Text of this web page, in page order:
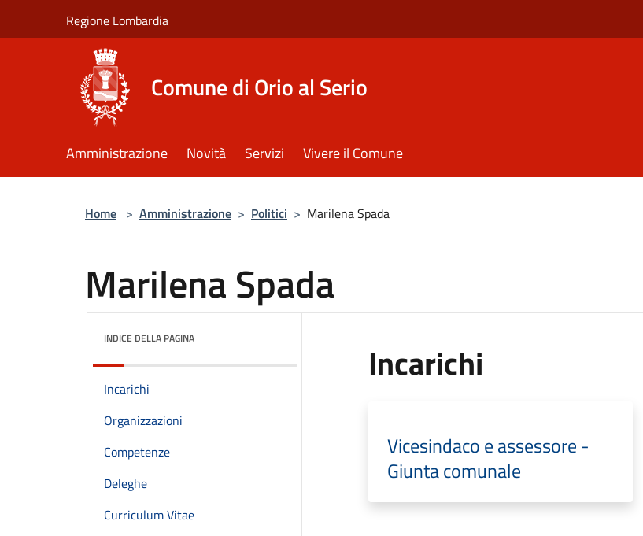
Regione Lombardia
Comune di Orio al Serio
Amministrazione Novità Servizi Vivere il Comune
Home > Amministrazione > Politici > Marilena Spada
Marilena Spada
INDICE DELLA PAGINA
Incarichi
Organizzazioni
Competenze
Deleghe
Curriculum Vitae
Incarichi
Vicesindaco e assessore -
Giunta comunale